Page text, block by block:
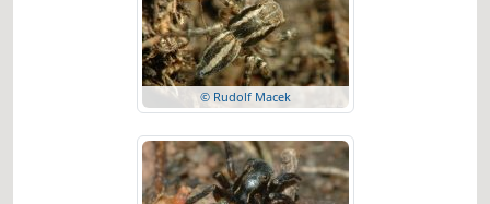
© Rudolf Macek